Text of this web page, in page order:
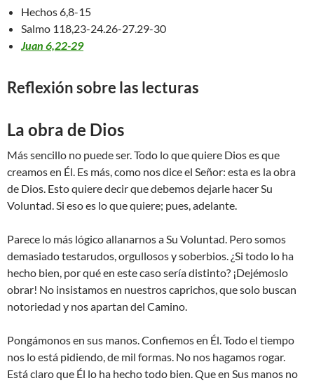
Hechos 6,8-15
Salmo 118,23-24.26-27.29-30
Juan 6,22-29
Reflexión sobre las lecturas
La obra de Dios
Más sencillo no puede ser. Todo lo que quiere Dios es que
creamos en Él. Es más, como nos dice el Señor: esta es la obra
de Dios. Esto quiere decir que debemos dejarle hacer Su
Voluntad. Si eso es lo que quiere; pues, adelante.
Parece lo más lógico allanarnos a Su Voluntad. Pero somos
demasiado testarudos, orgullosos y soberbios. ¿Si todo lo ha
hecho bien, por qué en este caso sería distinto? ¡Dejémoslo
obrar! No insistamos en nuestros caprichos, que solo buscan
notoriedad y nos apartan del Camino.
Pongámonos en sus manos. Confiemos en Él. Todo el tiempo
nos lo está pidiendo, de mil formas. No nos hagamos rogar.
Está claro que Él lo ha hecho todo bien. Que en Sus manos no